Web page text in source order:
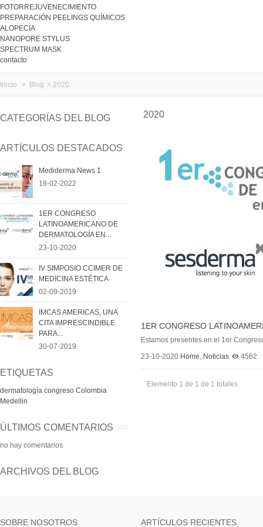
FOTORREJUVENECIMIENTO
PREPARACIÓN PEELINGS QUÍMICOS
ALOPECIA
NANOPORE STYLUS
SPECTRUM MASK
contacto
Inicio > Blog > 2020
CATEGORÍAS DEL BLOG
ARTÍCULOS DESTACADOS
Mediderma News 1
18-02-2022
1ER CONGRESO
LATINOAMERICANO DE
DERMATOLOGÍA EN...
23-10-2020
IV SIMPOSIO CCIMER DE
MEDICINA ESTÉTICA
02-09-2019
IMCAS AMERICAS, UNA
CITA IMPRESCINDIBLE
PARA...
30-07-2019
ETIQUETAS
dermatología congreso Colombia
Medellin
ÚLTIMOS COMENTARIOS
no hay comentarios
ARCHIVOS DEL BLOG
2020
1ER CONGRESO
Estamos presentes en el 1er
23-10-2020 Home, Noticias 4562
Elemento 1 de 1 de 1 totales
SOBRE NOSOTROS ARTÍCULOS RECIENTES